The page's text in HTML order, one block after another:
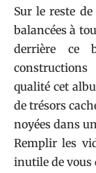
Sur le reste
balancées à
derrière ce
qualité cet
de trésors
noyées dans
Remplir les
inutile de vous